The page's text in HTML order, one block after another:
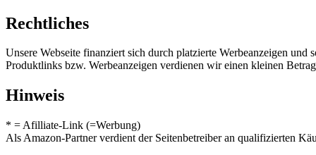
Rechtliches
Unsere Webseite finanziert sich durch platzierte Werbeanzeigen
Produktlinks bzw. Werbeanzeigen verdienen wir einen kleinen
Hinweis
* = Afilliate-Link (=Werbung)
Als Amazon-Partner verdient der Seitenbetreiber an qualifizierten